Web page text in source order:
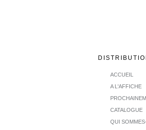
ACCUEIL
A L'AFFICHE
CATALOGUE
QUI